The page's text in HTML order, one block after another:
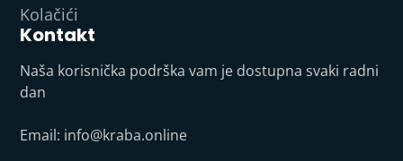
Kolačići
Kontakt
Naša korisnička podrška vam je dostupna svaki radni
dan
Email: info@kraba.online